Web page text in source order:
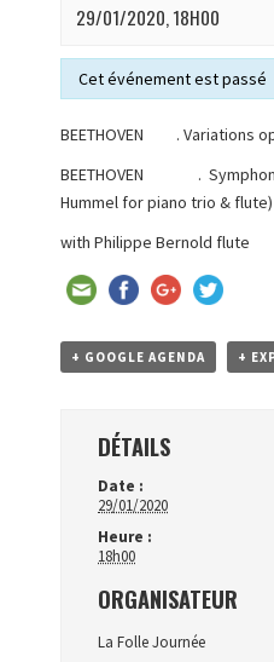
29/01/2020, 18H00
Cet événement est passé
BEETHOVEN . Variations
BEETHOVEN .
Hummel for piano trio & flute)
with Philippe Bernold flute
+ GOOGLE AGENDA +
DÉTAILS
Date :
29/01/2020
Heure :
18h00
ORGANISATEUR
La Folle Journée